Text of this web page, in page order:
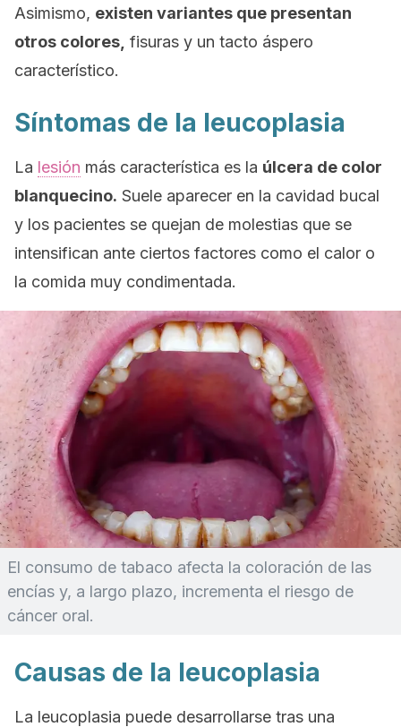
Asimismo, existen variantes que presentan
otros colores, fisuras y un tacto áspero
característico.
Síntomas de la leucoplasia
La lesión más característica es la úlcera de color
blanquecino. Suele aparecer en la cavidad bucal
y los pacientes se quejan de molestias que se
intensifican ante ciertos factores como el calor o
la comida muy condimentada.
El consumo de tabaco afecta la coloración de las
encías y, a largo plazo, incrementa el riesgo de
cáncer oral.
Causas de la leucoplasia
La leucoplasia puede desarrollarse tras una